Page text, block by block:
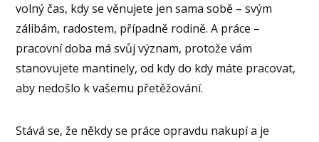
volný čas, kdy se věnujete jen sama sobě – svým
zálibám, radostem, případně rodině. A práce –
pracovní doba má svůj význam, protože vám
stanovujete mantinely, od kdy do kdy máte pracovat,
aby nedošlo k vašemu přetěžování.
Stává se, že někdy se práce opravdu nakupí a je